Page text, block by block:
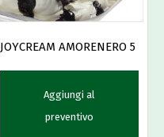
JOYCREAM AMORENERO 5
Aggiungi al
preventivo